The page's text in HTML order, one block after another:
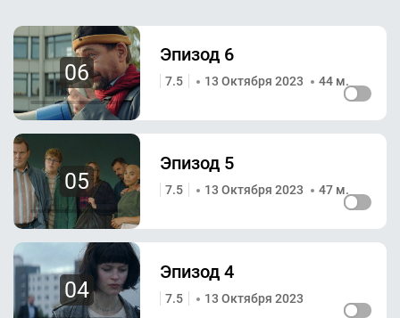
06
Эпизод 6
7.5 13 Октября 2023 44 м.
05
Эпизод 5
7.5 13 Октября 2023 47 м.
04
Эпизод 4
7.5 13 Октября 2023